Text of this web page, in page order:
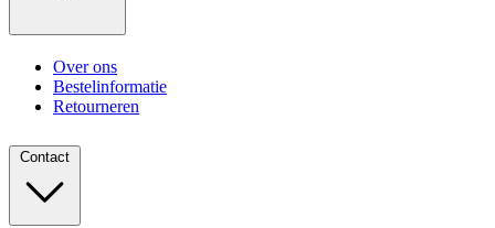
Over ons
Bestelinformatie
Retourneren
Contact